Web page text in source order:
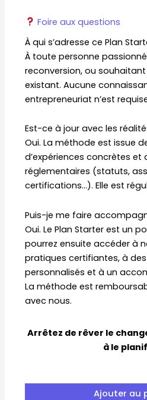
Foire aux questions
À qui s’adresse ce Plan
À toute personne
reconversion, ou
existant. Aucune
entrepreneuriat n’est
Est-ce à jour avec les
Oui. La méthode est issue
d’expériences concrètes et
réglementaires (statuts,
certifications…). Elle est
Puis-je me faire
Oui. Le Plan Starter est un
pourrez ensuite accéder à
pratiques certifiantes, à
personnalisés et à un
La méthode est
avec nous.
Arrêtez de rêver le
à le
Ajouter au